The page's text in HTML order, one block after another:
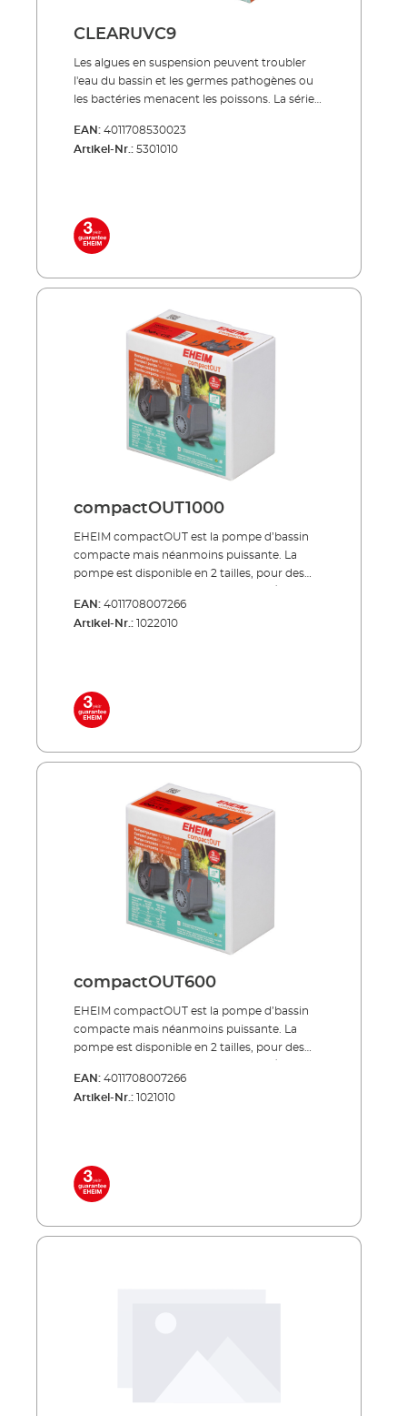
CLEARUVC9
Les algues en suspension peuvent troubler
l'eau du bassin et les germes pathogènes ou
les bactéries menacent les poissons. La série
efficace dans les deux cas : le rayonnement
UV spécial combat spécifiquement ce qui
d’énergie, silencieux, trés robuste ! Lampe
UVC haut de gamme à longue durée de vie
fournie Faible consommation d'énergie
externe en plastique anti-chocs traité pour
résister aux UV et à toutes les conditions
météorologiques À utiliser seul ou associé aux
kits de filtres de bassins PRESS et LOOP
Inclus dans la livraison: Lampe UVC 2 buses
de raccordement Câble réseau 5 m
EAN: 4011708530023
Artikel-Nr.: 5301010
compactOUT1000
EHEIM compactOUT est la pompe d’bassin
compacte mais néanmoins puissante. La
pompe est disponible en 2 tailles, pour des
économie d’énergie, silencieuse,
indestructible ! Fixation avec l’aide des
faible consommation d’énergie Inclus dans la
livraison: tubulure de raccordement
EAN: 4011708007266
Artikel-Nr.: 1022010
compactOUT600
EHEIM compactOUT est la pompe d’bassin
compacte mais néanmoins puissante. La
pompe est disponible en 2 tailles, pour des
économie d’énergie, silencieuse,
indestructible ! Fixation avec l’aide des
faible consommation d’énergie Inclus dans la
livraison: tubulure de raccordement
EAN: 4011708007266
Artikel-Nr.: 1021010